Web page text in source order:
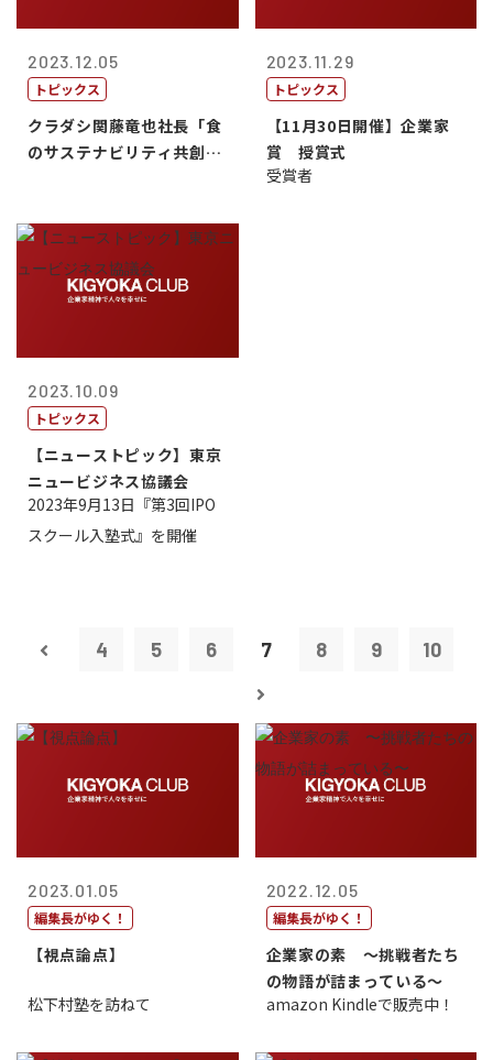
2023.12.05
トピックス
クラダシ関藤竜也社長「食
のサステナビリティ共創・
2023.11.29
トピックス
【11月30日開催】企業家
賞 授賞式
受賞者
2023.10.09
トピックス
【ニューストピック】東京
ニュービジネス協議会
2023年9月13日『第3回IPO
スクール入塾式』を開催
4 5 6 7 8 9 10
2023.01.05
編集長がゆく！
【視点論点】
松下村塾を訪ねて
2022.12.05
編集長がゆく！
企業家の素 〜挑戦者たち
の物語が詰まっている〜
amazon Kindleで販売中！